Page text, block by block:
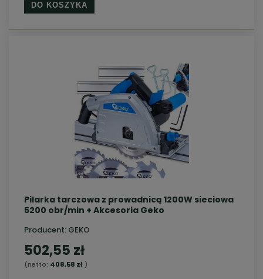
DO KOSZYKA
Pilarka tarczowa z prowadnicą 1200W sieciowa
5200 obr/min + Akcesoria Geko
Producent: GEKO
502,55 zł
(netto: 408,58 zł)